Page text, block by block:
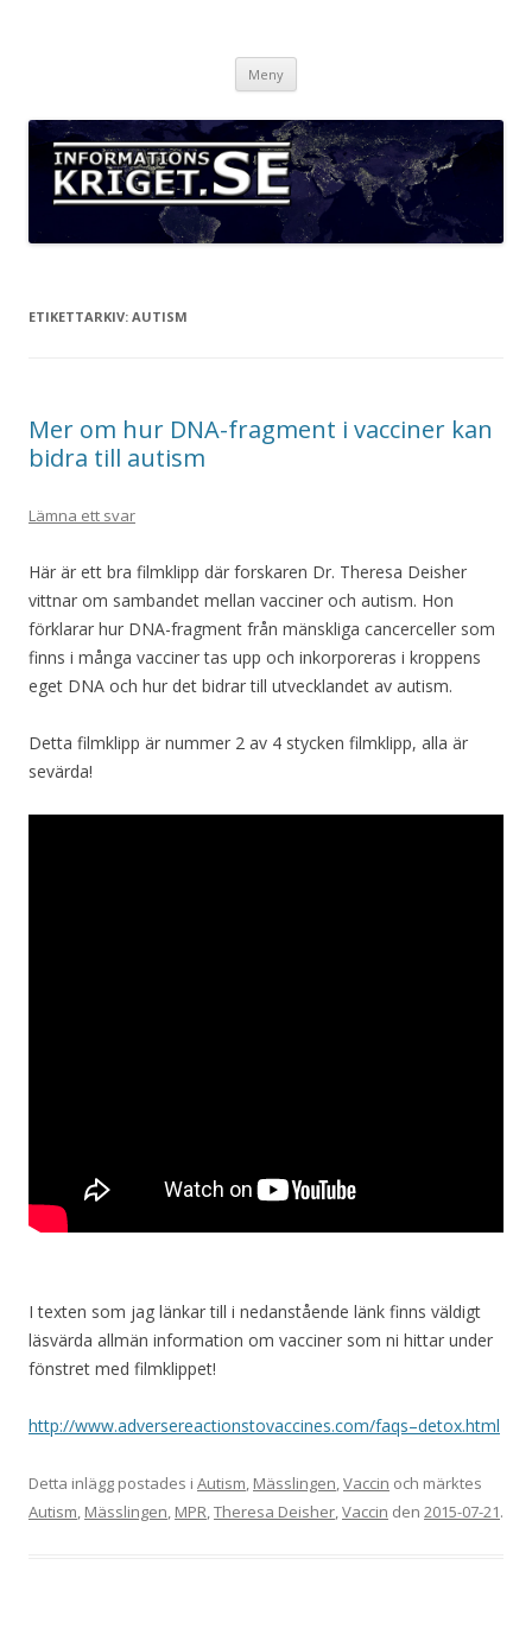
Meny
ETIKETTARKIV: AUTISM
Mer om hur DNA-fragment i vacciner kan
bidra till autism
Lämna ett svar
Här är ett bra filmklipp där forskaren Dr. Theresa Deisher
vittnar om sambandet mellan vacciner och autism. Hon
förklarar hur DNA-fragment från mänskliga cancerceller som
finns i många vacciner tas upp och inkorporeras i kroppens
eget DNA och hur det bidrar till utvecklandet av autism.
Detta filmklipp är nummer 2 av 4 stycken filmklipp, alla är
sevärda!
I texten som jag länkar till i nedanstående länk finns väldigt
läsvärda allmän information om vacciner som ni hittar under
fönstret med filmklippet!
http://www.adversereactionstovaccines.com/faqs–detox.html
Detta inlägg postades i Autism, Mässlingen,Vaccin och märktes
Autism, Mässlingen, MPR,Theresa Deisher,Vaccin den 2015-07-21.